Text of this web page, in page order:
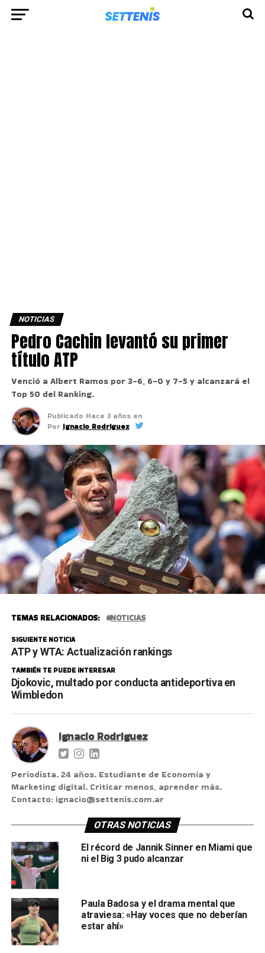
NOTICIAS
Pedro Cachin levantó su primer
título ATP
Venció a Albert Ramos por 3-6, 6-0 y 7-5 y alcanzará el
Top 50 del Ranking.
Publicado Hace 3 años en
Por Ignacio Rodriguez
TEMAS RELACIONADOS: NOTICIAS
SIGUIENTE NOTICIA
ATP y WTA: Actualización rankings
TAMBIÉN TE PUEDE INTERESAR
Djokovic, multado por conducta antideportiva en
Wimbledon
Ignacio Rodriguez
Periodista. 24 años. Estudiante de Economía y
Marketing digital. Criticar menos, aprender más.
Contacto: ignacio@settenis.com.ar
OTRAS NOTICIAS
El récord de Jannik Sinner en Miami que
ni el Big 3 pudo alcanzar
Paula Badosa y el drama mental que
atraviesa: «Hay voces que no deberían
estar ahí»